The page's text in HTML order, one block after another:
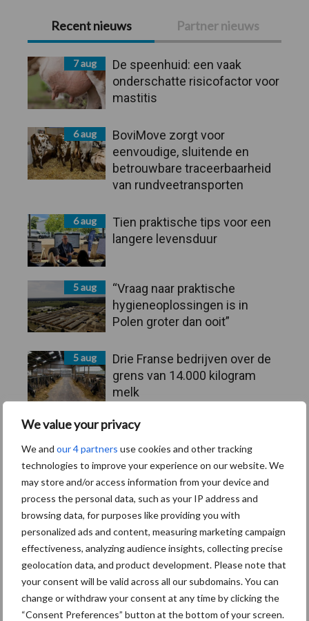
We value your privacy
We and our 4 partners use cookies and other tracking
technologies to improve your experience on our website. We
may store and/or access information from your device and
process the personal data, such as your IP address and
browsing data, for purposes like providing you with
personalized ads and content, measuring marketing campaign
effectiveness, analyzing audience insights, collecting precise
geolocation data, and product development. Please note that
your consent will be valid across all our subdomains. You can
change or withdraw your consent at any time by clicking the
“Consent Preferences” button at the bottom of your screen.
Primaire
Sidebar
Recent nieuws Partner nieuws
7 aug
De speenhuid: een vaak
onderschatte risicofactor voor
mastitis
6 aug
BoviMove zorgt voor
eenvoudige, sluitende en
betrouwbare traceerbaarheid
van rundveetransporten
6 aug
Tien praktische tips voor een
langere levensduur
5 aug
“Vraag naar praktische
hygieneoplossingen is in
Polen groter dan ooit”
5 aug
Drie Franse bedrijven over de
grens van 14.000 kilogram
melk
Toon meer